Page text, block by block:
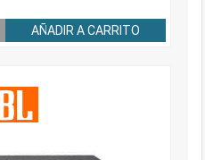
AÑADIR A CARRITO